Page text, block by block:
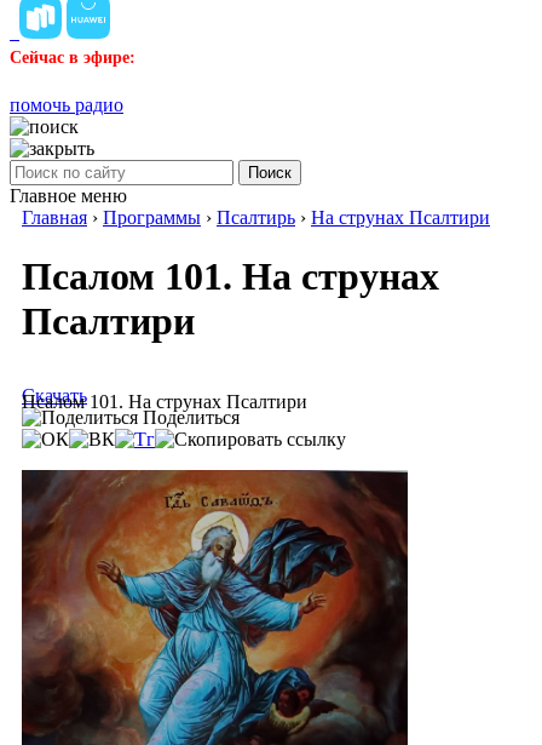
Сейчас в эфире:
помочь радио
Поиск
Главное меню
Главная › Программы › Псалтирь › На струнах Псалтири
Псалом 101. На струнах
Псалтири
Псалом 101. На струнах Псалтири
Скачать
Поделиться